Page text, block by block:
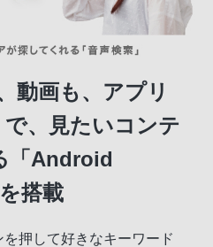
動画も、アプリ
で、見たいコンテ
「Android
搭載
押して好きなキーワード